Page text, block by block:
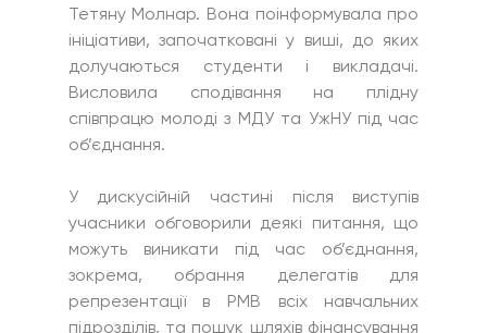
Тетяну Молнар. Вона поінформувала про
ініціативи, започатковані у виші, до яких
долучаються студенти і викладачі.
Висловила сподівання на плідну
співпрацю молоді з МДУ та УжНУ під час
об’єднання.
У дискусійній частині після виступів
учасники обговорили деякі питання, що
можуть виникати під час об’єднання,
зокрема, обрання делегатів для
репрезентації в РМВ всіх навчальних
підрозділів, та пошук шляхів фінансування